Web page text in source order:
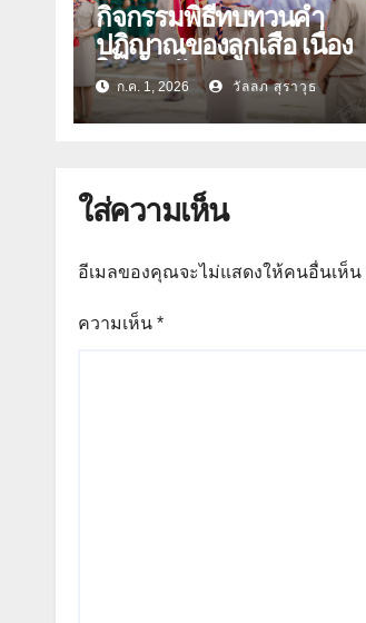
กิจกรรมพิธีทบทวนคำ
ปฏิญาณของลูกเสือ เนื่อง
ในวันคล้ายวันสถาปนา
คณะลูกเสือแห่งชาติ
ประจำปี 2569
ก.ค. 1, 2026 วัลลภ สุราวุธ
ใส่ความเห็น
อีเมลของคุณจะไม่แสดงให้คนอื่นเห็น
ความเห็น *